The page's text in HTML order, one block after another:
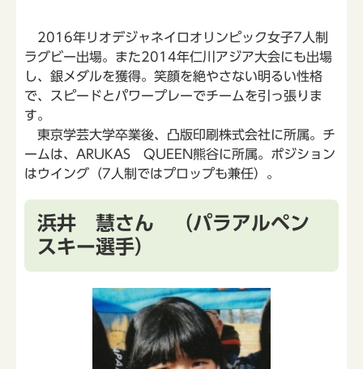
2016年リオデジャネイロオリンピック女子7人制
ラグビー出場。また2014年仁川アジア大会にも出場
し、銀メダルを獲得。笑顔を絶やさない明るい性格
で、スピードとパワープレーでチームを引っ張りま
す。
東京学芸大学卒業後、凸版印刷株式会社に所属。チ
ームは、ARUKAS QUEEN熊谷に所属。ポジション
はウイング（7人制ではプロップも兼任）。
浜井 慧さん （パラアルペン
スキー選手）